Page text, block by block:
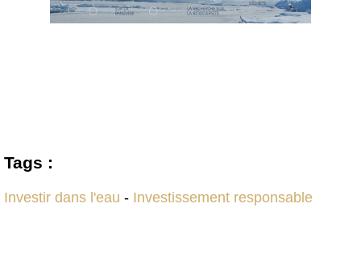
Tags :
Investir dans l'eau - Investissement responsable